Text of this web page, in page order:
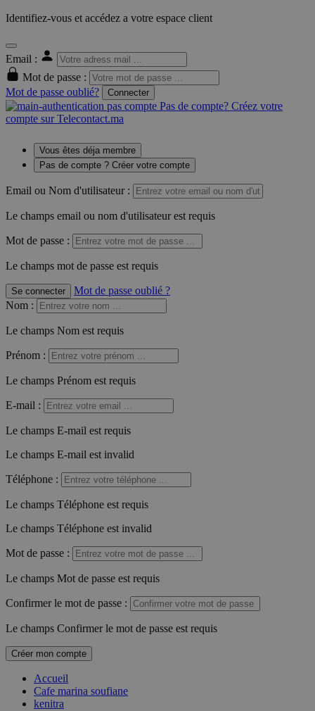
Identifiez-vous et accédez a votre espace client
Email :
Mot de passe :
Mot de passe oublié?
Connecter
Pas de compte? Créez votre
compte sur Telecontact.ma
Vous êtes déja membre
Pas de compte ? Créer votre compte
Email ou Nom d'utilisateur :
Le champs email ou nom d'utilisateur est requis
Mot de passe :
Le champs mot de passe est requis
Se connecter
Mot de passe oublié ?
Nom :
Le champs Nom est requis
Prénom :
Le champs Prénom est requis
E-mail :
Le champs E-mail est requis
Le champs E-mail est invalid
Téléphone :
Le champs Téléphone est requis
Le champs Téléphone est invalid
Mot de passe :
Le champs Mot de passe est requis
Confirmer le mot de passe :
Le champs Confirmer le mot de passe est requis
Créer mon compte
Accueil
Cafe marina soufiane
kenitra